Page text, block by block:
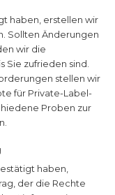
haben, erstellen wir
Sollten Änderungen
wir die
zufrieden sind.
stellen wir
für Private-Label-
Proben zur
haben,
der die Rechte